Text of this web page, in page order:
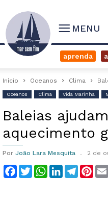
MENU
aprenda
Início Oceanos Clima
Oceanos Clima Vida Marinha
Baleias
aquecimento
Por João Lara Mesquita 2 de
Facebook
TwitterWhatsApp
LinkedIn